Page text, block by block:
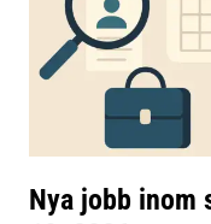
Nya jobb inom